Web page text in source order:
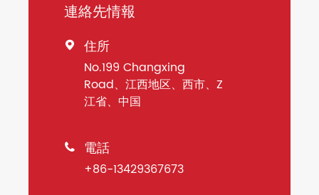
連絡先情報
 住所
No.199 Changxing
Road、江西地区、西市、Z
江省、中国
 電話
+86-13429367673